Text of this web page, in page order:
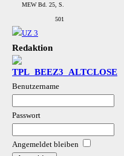
MEW Bd. 25, S.
501
Redaktion
Benutzername
Passwort
Angemeldet bleiben